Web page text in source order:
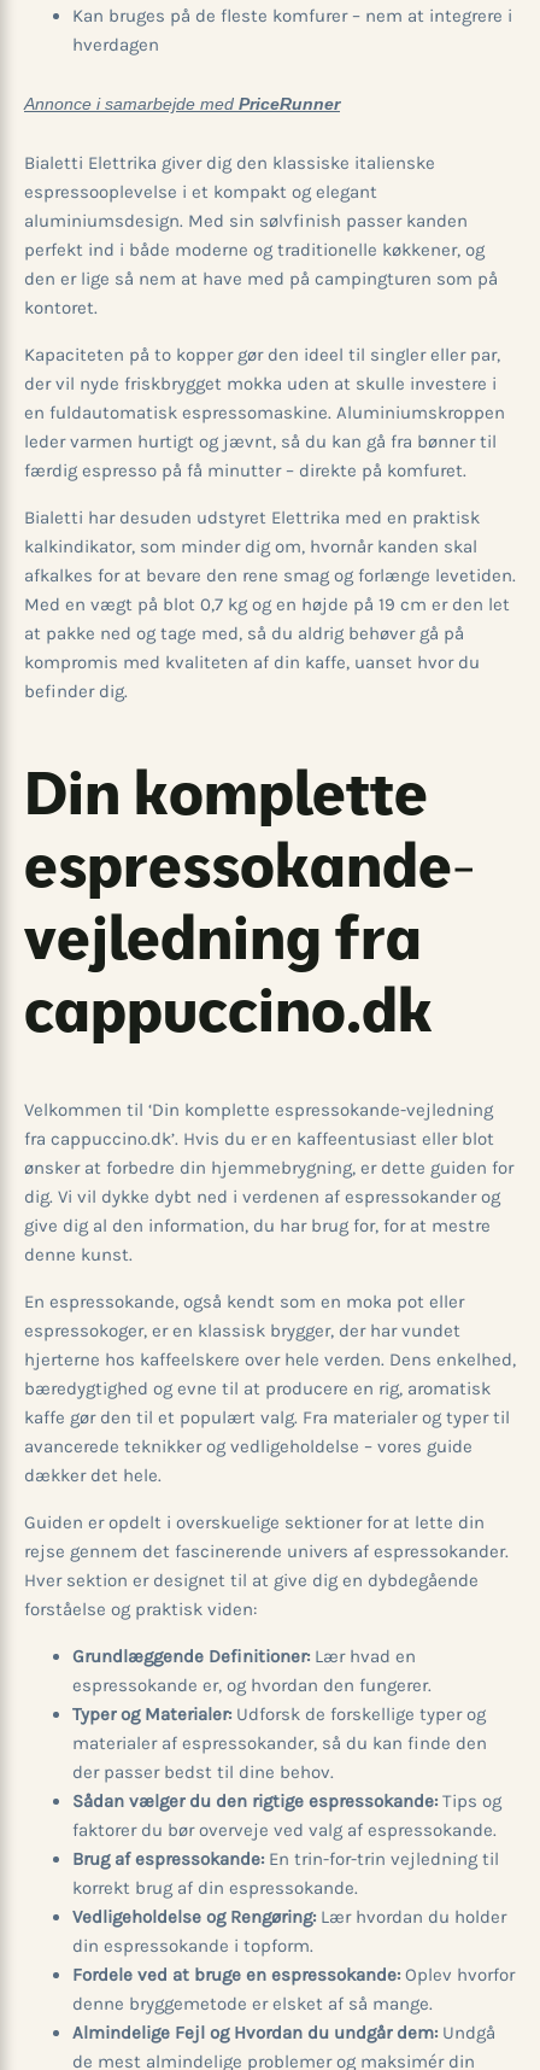
Kan bruges på de fleste komfurer – nem at integrere i
hverdagen
Annonce i samarbejde med PriceRunner
Bialetti Elettrika giver dig den klassiske italienske
espressooplevelse i et kompakt og elegant
aluminiumsdesign. Med sin sølvfinish passer kanden
perfekt ind i både moderne og traditionelle køkkener, og
den er lige så nem at have med på campingturen som på
kontoret.
Kapaciteten på to kopper gør den ideel til singler eller par,
der vil nyde friskbrygget mokka uden at skulle investere i
en fuldautomatisk espressomaskine. Aluminiumskroppen
leder varmen hurtigt og jævnt, så du kan gå fra bønner til
færdig espresso på få minutter – direkte på komfuret.
Bialetti har desuden udstyret Elettrika med en praktisk
kalkindikator, som minder dig om, hvornår kanden skal
afkalkes for at bevare den rene smag og forlænge levetiden.
Med en vægt på blot 0,7 kg og en højde på 19 cm er den let
at pakke ned og tage med, så du aldrig behøver gå på
kompromis med kvaliteten af din kaffe, uanset hvor du
befinder dig.
Din komplette
espressokande-
vejledning fra
cappuccino.dk
Velkommen til ‘Din komplette espressokande-vejledning
fra cappuccino.dk’. Hvis du er en kaffeentusiast eller blot
ønsker at forbedre din hjemmebrygning, er dette guiden for
dig. Vi vil dykke dybt ned i verdenen af espressokander og
give dig al den information, du har brug for, for at mestre
denne kunst.
En espressokande, også kendt som en moka pot eller
espressokoger, er en klassisk brygger, der har vundet
hjerterne hos kaffeelskere over hele verden. Dens enkelhed,
bæredygtighed og evne til at producere en rig, aromatisk
kaffe gør den til et populært valg. Fra materialer og typer til
avancerede teknikker og vedligeholdelse – vores guide
dækker det hele.
Guiden er opdelt i overskuelige sektioner for at lette din
rejse gennem det fascinerende univers af espressokander.
Hver sektion er designet til at give dig en dybdegående
forståelse og praktisk viden:
Grundlæggende Definitioner: Lær hvad en
espressokande er, og hvordan den fungerer.
Typer og Materialer: Udforsk de forskellige typer og
materialer af espressokander, så du kan finde den
der passer bedst til dine behov.
Sådan vælger du den rigtige espressokande: Tips og
faktorer du bør overveje ved valg af espressokande.
Brug af espressokande: En trin-for-trin vejledning til
korrekt brug af din espressokande.
Vedligeholdelse og Rengøring: Lær hvordan du holder
din espressokande i topform.
Fordele ved at bruge en espressokande: Oplev hvorfor
denne bryggemetode er elsket af så mange.
Almindelige Fejl og Hvordan du undgår dem: Undgå
de mest almindelige problemer og maksimér din